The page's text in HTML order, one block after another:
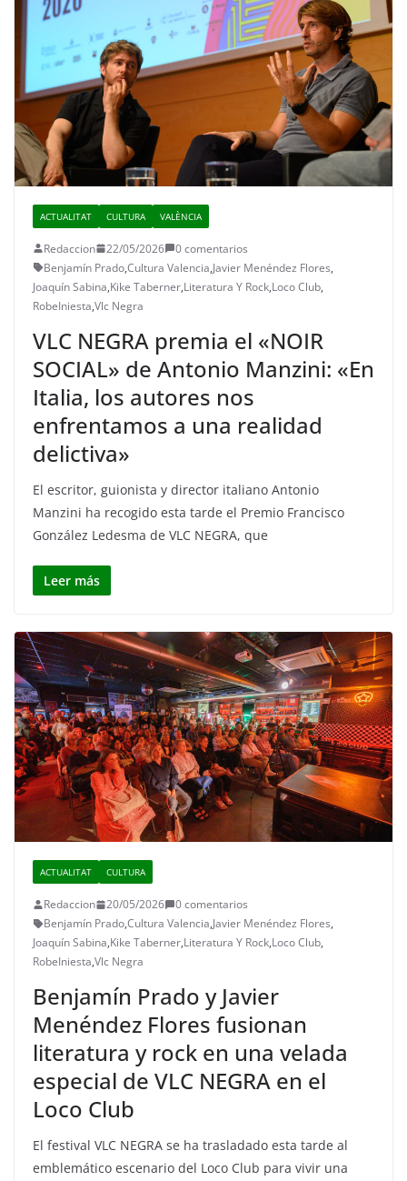
ACTUALITAT CULTURA VALÈNCIA
Redaccion 22/05/2026
0 comentarios
Benjamín Prado,Cultura Valencia,Javier Menéndez Flores,
Joaquín Sabina,Kike Taberner,Literatura Y Rock,Loco Club,
RobeIniesta,Vlc Negra
VLC NEGRA premia el «NOIR
SOCIAL» de Antonio Manzini: «En
Italia, los autores nos
enfrentamos a una realidad
delictiva»
El escritor, guionista y director italiano Antonio
Manzini ha recogido esta tarde el Premio Francisco
González Ledesma de VLC NEGRA, que
Leer más
ACTUALITAT CULTURA
Redaccion 20/05/2026
0 comentarios
Benjamín Prado,Cultura Valencia,Javier Menéndez Flores,
Joaquín Sabina,Kike Taberner,Literatura Y Rock,Loco Club,
RobeIniesta,Vlc Negra
Benjamín Prado y Javier
Menéndez Flores fusionan
literatura y rock en una velada
especial de VLC NEGRA en el
Loco Club
El festival VLC NEGRA se ha trasladado esta tarde al
emblemático escenario del Loco Club para vivir una